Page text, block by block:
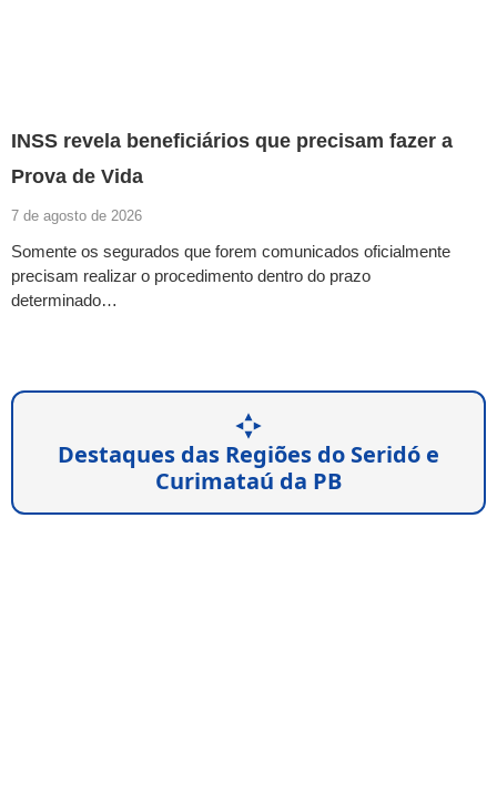
INSS revela beneficiários que precisam fazer a
Prova de Vida
7 de agosto de 2026
Somente os segurados que forem comunicados oficialmente
precisam realizar o procedimento dentro do prazo
determinado…
Destaques das Regiões do Seridó e
Curimataú da PB